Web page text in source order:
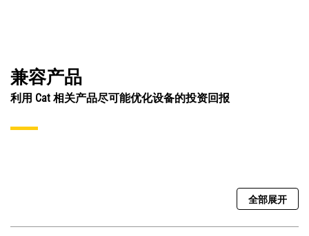
兼容产品
利用 Cat 相关产品尽可能优化设备的投资回报
全部展开